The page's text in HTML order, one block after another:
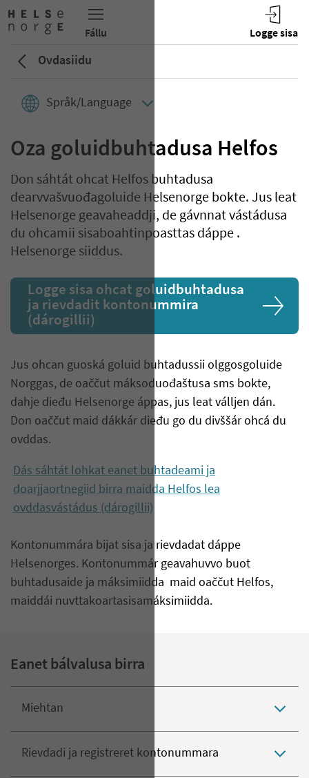
Ovdasiidu
Språk/Language
Oza goluidbuhtadusa Helfos
Don sáhtát ohcat Helfos buhtadusa
dearvvašvuođagoluide Helsenorge bokte. Jus leat
Helsenorge geavaheaddji, de gávnnat vástádusa
du ohcamii sisaboahtinpoasttas dáppe .
Helsenorge siiddus.
Logge sisa ohcat goluidbuhtadusa
ja rievdadit kontonummira
(dárogillii)
Jus ohcan guoská goluid buhtadussii olggosgoluide
Norggas, de oaččut máksoduođaštusa sms bokte,
dahje dieđu Helsenorge áppas, jus leat válljen dán.
Don oaččut maid dákkár dieđu go du divššár ohcá du
ovddas.
Dás sáhtát lohkat eanet buhtadeami ja
doarjjaortnegiid birra maidda Helfos lea
ovddasvástádus (dárogillii)
Kontonummára bijat sisa ja rievdadat dáppe
Helsenorges. Kontonummár geavahuvvo buot
buhtadusaide ja máksimiidda maid oaččut Helfos,
maiddái nuvttakoartasisamáksimiidda.
Eanet bálvalusa birra
Miehtan
Rievdadi ja registreret kontonummara